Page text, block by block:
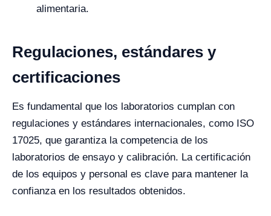
alimentaria.
Regulaciones, estándares y
certificaciones
Es fundamental que los laboratorios cumplan con
regulaciones y estándares internacionales, como ISO
17025, que garantiza la competencia de los
laboratorios de ensayo y calibración. La certificación
de los equipos y personal es clave para mantener la
confianza en los resultados obtenidos.